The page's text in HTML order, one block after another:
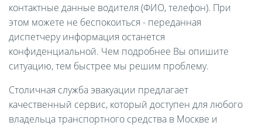
контактные данные водителя (ФИО, телефон). При
этом можете не беспокоиться - переданная
диспетчеру информация останется
конфиденциальной. Чем подробнее Вы опишите
ситуацию, тем быстрее мы решим проблему.
Столичная служба эвакуации предлагает
качественный сервис, который доступен для любого
владельца транспортного средства в Москве и